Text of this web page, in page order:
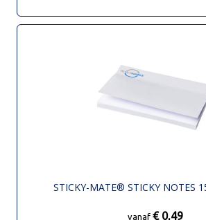
STICKY-MATE® STICKY NOTES
vanaf € 0,49